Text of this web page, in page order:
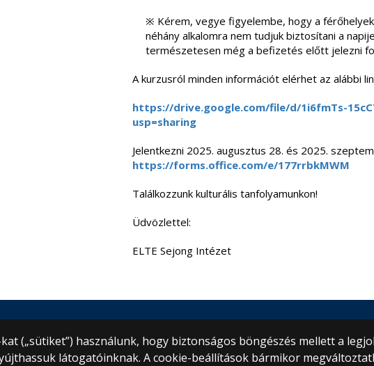
※ Kérem, vegye figyelembe, hogy a
néhány alkalomra nem tudjuk biztosítani a
természetesen még a befizetés előtt jelezni
A kurzusról minden információt elérhet az alábbi
https://drive.google.com/file/d/1i6fmTs-
usp=sharing
Jelentkezni 2025. augusztus 28. és 2025.
https://forms.office.com/e/177rrbkMWM
Találkozzunk kulturális tanfolyamunkon!
Üdvözlettel:
ELTE Sejong Intézet
(„sütiket”) használunk, hogy biztonságos böngészés mellett a
látogatóinknak. A cookie-beállítások bármikor
tér 1–3.